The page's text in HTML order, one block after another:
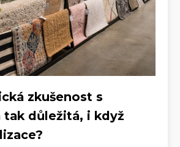
zkušenost s
tak důležitá, i když